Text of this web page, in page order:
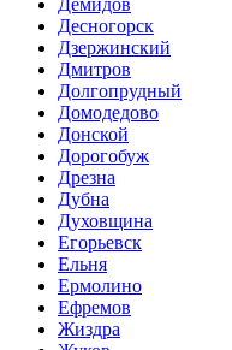
Демидов
Десногорск
Дзержинский
Дмитров
Долгопрудный
Домодедово
Донской
Дорогобуж
Дрезна
Дубна
Духовщина
Егорьевск
Ельня
Ермолино
Ефремов
Жиздра